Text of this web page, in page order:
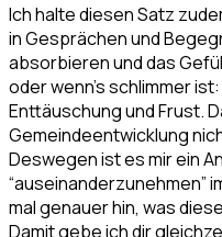
Ich halte diesen Satz
in Gesprächen und
absorbieren und das
oder wenn’s schlimmer
Enttäuschung und Frust.
Gemeindeentwicklung
Deswegen ist es mir ein
“auseinanderzunehmen”
mal genauer hin, was
Damit gebe ich dir